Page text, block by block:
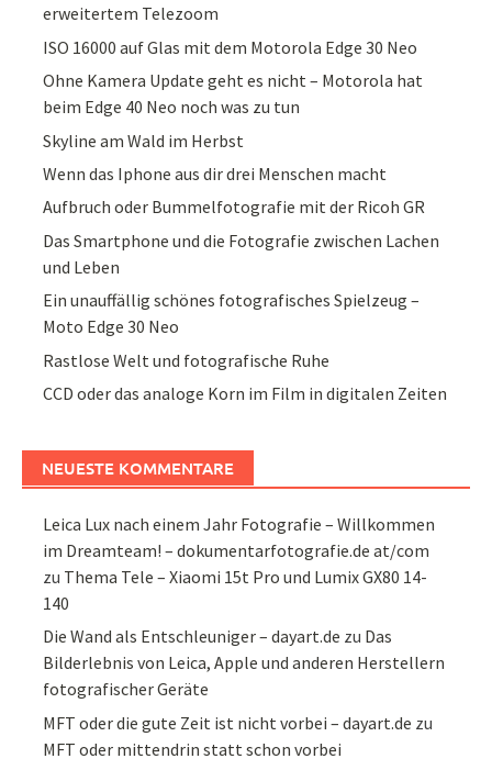
erweitertem Telezoom
ISO 16000 auf Glas mit dem Motorola Edge 30 Neo
Ohne Kamera Update geht es nicht – Motorola hat
beim Edge 40 Neo noch was zu tun
Skyline am Wald im Herbst
Wenn das Iphone aus dir drei Menschen macht
Aufbruch oder Bummelfotografie mit der Ricoh GR
Das Smartphone und die Fotografie zwischen Lachen
und Leben
Ein unauffällig schönes fotografisches Spielzeug –
Moto Edge 30 Neo
Rastlose Welt und fotografische Ruhe
CCD oder das analoge Korn im Film in digitalen Zeiten
NEUESTE KOMMENTARE
Leica Lux nach einem Jahr Fotografie – Willkommen
im Dreamteam! – dokumentarfotografie.de at/com
zu Thema Tele – Xiaomi 15t Pro und Lumix GX80 14-
140
Die Wand als Entschleuniger – dayart.de zu Das
Bilderlebnis von Leica, Apple und anderen Herstellern
fotografischer Geräte
MFT oder die gute Zeit ist nicht vorbei – dayart.de zu
MFT oder mittendrin statt schon vorbei